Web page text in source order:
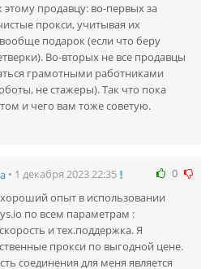
продавцу: во-первых за
прокси, учитывая их
подарок (если что беру
Во-вторых не все продавцы
грамотными работниками
не стажеры). Так что пока
и чего вам тоже советую.
0
• 1 декабря 2023 22:35
опыт в использовании
по всем параметрам :
и тех.поддержка. Я
прокси по выгодной цене.
соединения для меня является